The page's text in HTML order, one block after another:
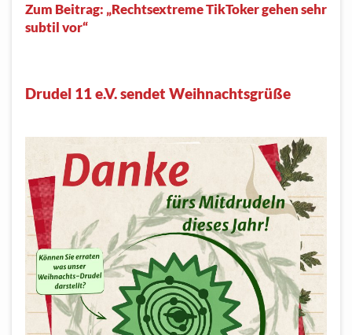
Zum Beitrag: „Rechtsextreme TikToker gehen sehr
subtil vor“
Drudel 11 e.V. sendet Weihnachtsgrüße